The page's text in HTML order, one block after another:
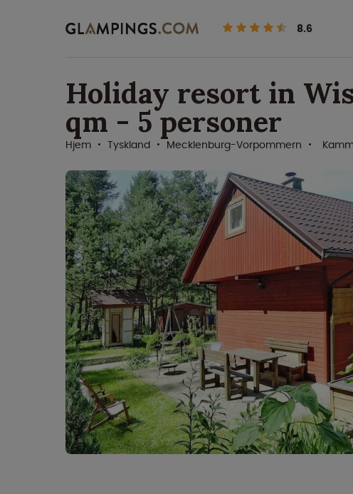
8.6
Holiday resort in
qm - 5 personer
Hjem Tyskland Mecklenburg-Vorpommern